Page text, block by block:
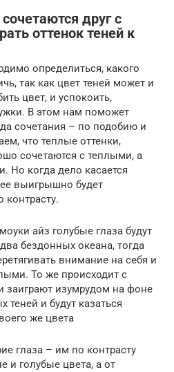
друг с
оттенок теней к
определиться, какого
так как цвет теней может и
цвет, и успокоить,
В этом нам поможет
сочетания – по подобию и
что теплые оттенки,
сочетаются с теплыми, а
Но когда дело касается
выигрышно будет
контрасту.
айз голубые глаза будут
бездонных океана, тогда
внимание на себя и
То же происходит с
заиграют изумрудом на фоне
и будут казаться
же цвета
глаза – им по контрасту
и голубые цвета, а от